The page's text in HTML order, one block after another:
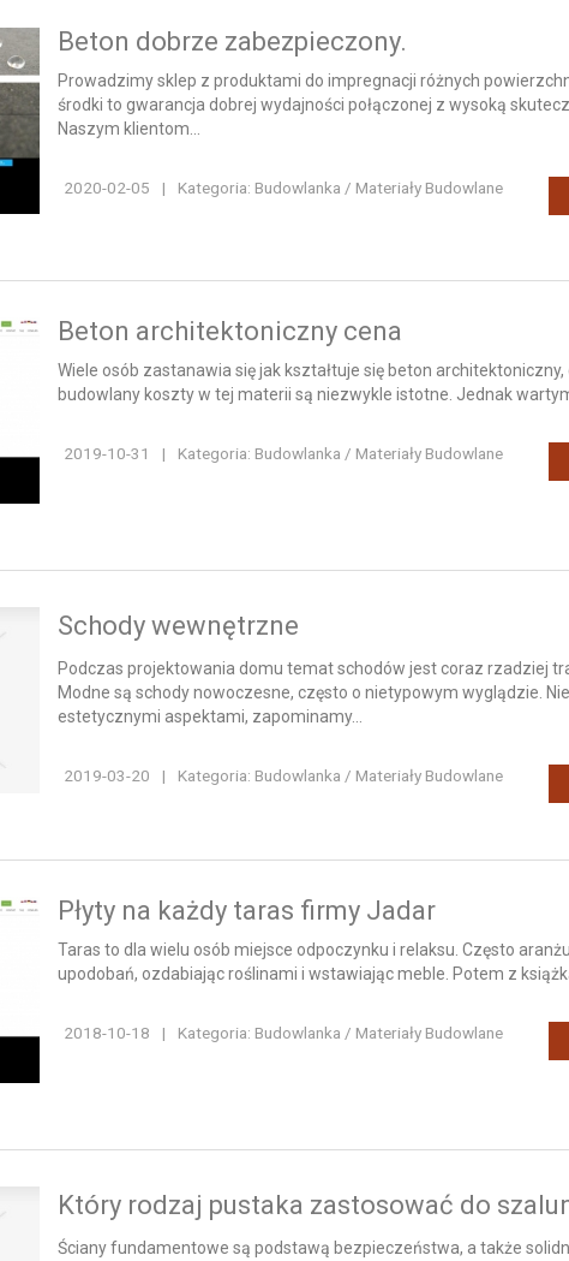
Beton dobrze zabezpieczony.
Prowadzimy sklep z produktami do impregnacji różnych
środki to gwarancja dobrej wydajności połączonej z wysoką
Naszym klientom...
2020-02-05 | Kategoria: Budowlanka / Materiały Budowlane
Beton architektoniczny cena
Wiele osób zastanawia się jak kształtuje się beton architektoniczny,
budowlany koszty w tej materii są niezwykle istotne. Jednak wartym
2019-10-31 | Kategoria: Budowlanka / Materiały Budowlane
Schody wewnętrzne
Podczas projektowania domu temat schodów jest coraz rzadziej
Modne są schody nowoczesne, często o nietypowym wyglądzie.
estetycznymi aspektami, zapominamy...
2019-03-20 | Kategoria: Budowlanka / Materiały Budowlane
Płyty na każdy taras firmy Jadar
Taras to dla wielu osób miejsce odpoczynku i relaksu. Często
upodobań, ozdabiając roślinami i wstawiając meble. Potem z
2018-10-18 | Kategoria: Budowlanka / Materiały Budowlane
Który rodzaj pustaka zastosować do
Ściany fundamentowe są podstawą bezpieczeństwa, a także